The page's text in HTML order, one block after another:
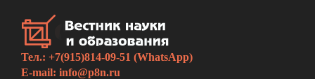
Тел.: +7(915)814-09-51 (WhatsApp)
E-mail: info@p8n.ru